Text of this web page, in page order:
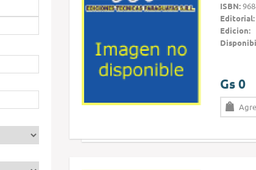
ISBN:
Editorial:
Edicion:
Gs 0